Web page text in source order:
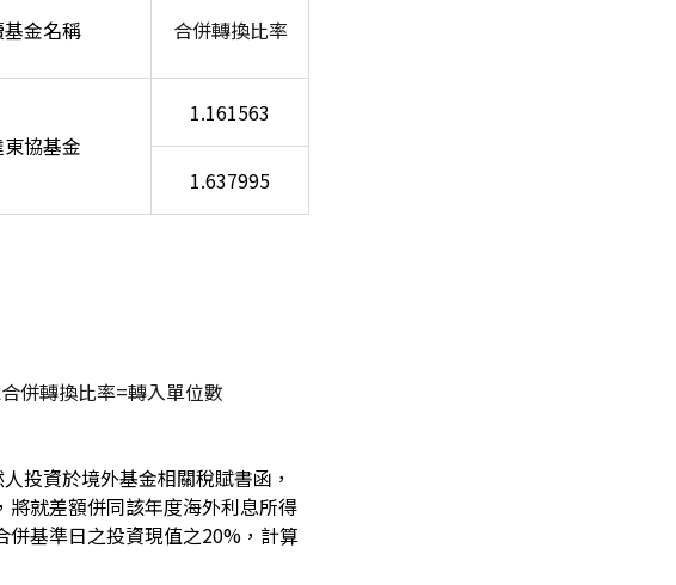
金名稱 合併轉換比率
協基金
1.161563
1.637995
合併轉換比率=轉入單位數
投資於境外基金相關稅賦書函，
就差額併同該年度海外利息所得
併基準日之投資現值之20%，計算